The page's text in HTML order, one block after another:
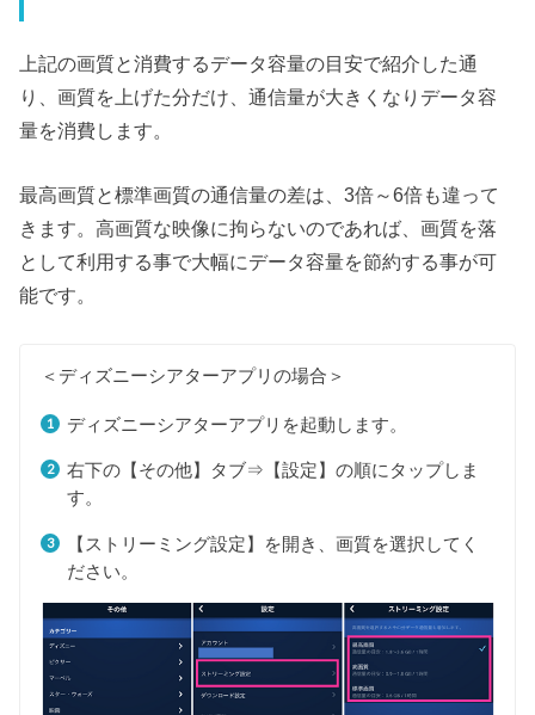
上記の画質と消費するデータ容量の目安で紹介した通
り、画質を上げた分だけ、通信量が大きくなりデータ容
量を消費します。
最高画質と標準画質の通信量の差は、3倍～6倍も違って
きます。高画質な映像に拘らないのであれば、画質を落
として利用する事で大幅にデータ容量を節約する事が可
能です。
＜ディズニーシアターアプリの場合＞
ディズニーシアターアプリを起動します。
右下の【その他】タブ⇒【設定】の順にタップしま
す。
【ストリーミング設定】を開き、画質を選択してく
ださい。